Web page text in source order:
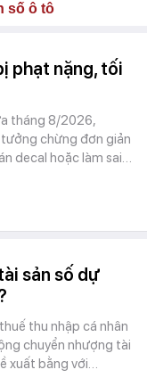
số ô tô
phạt nặng, tối
tháng 8/2026,
chừng đơn giản
decal hoặc làm sai…
sản số dự
thu nhập cá nhân
chuyển nhượng tài
xuất bằng với…